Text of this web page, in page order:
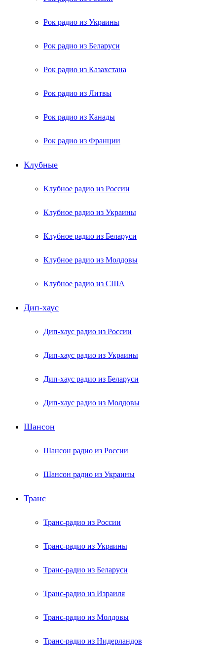
Рок радио из Украины
Рок радио из Беларуси
Рок радио из Казахстана
Рок радио из Литвы
Рок радио из Канады
Рок радио из Франции
Клубные
Клубное радио из России
Клубное радио из Украины
Клубное радио из Беларуси
Клубное радио из Молдовы
Клубное радио из США
Дип-хаус
Дип-хаус радио из России
Дип-хаус радио из Украины
Дип-хаус радио из Беларуси
Дип-хаус радио из Молдовы
Шансон
Шансон радио из России
Шансон радио из Украины
Транс
Транс-радио из России
Транс-радио из Украины
Транс-радио из Беларуси
Транс-радио из Израиля
Транс-радио из Молдовы
Транс-радио из Нидерландов